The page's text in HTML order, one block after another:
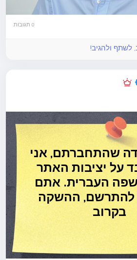
לשתף ולהגיב!
שהתחברתם, אני
על יציבות האתר
העברית. אתם
להתרשם, ההשקה
בקרוב